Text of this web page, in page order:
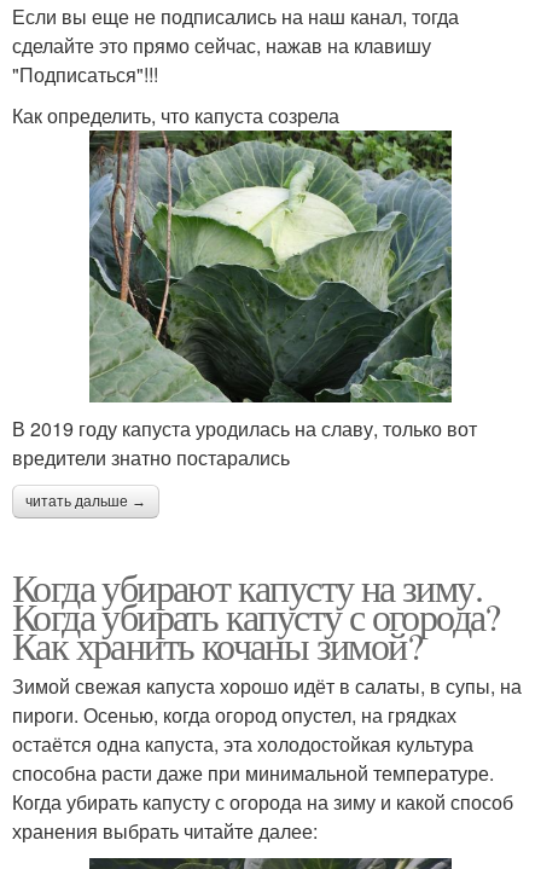
Если вы еще не подписались на наш канал, тогда
сделайте это прямо сейчас, нажав на клавишу
"Подписаться"!!!
Как определить, что капуста созрела
В 2019 году капуста уродилась на славу, только вот
вредители знатно постарались
читать дальше →
Когда убирают капусту на зиму.
Когда убирать капусту с огорода?
Как хранить кочаны зимой?
Зимой свежая капуста хорошо идёт в салаты, в супы, на
пироги. Осенью, когда огород опустел, на грядках
остаётся одна капуста, эта холодостойкая культура
способна расти даже при минимальной температуре.
Когда убирать капусту с огорода на зиму и какой способ
хранения выбрать читайте далее: